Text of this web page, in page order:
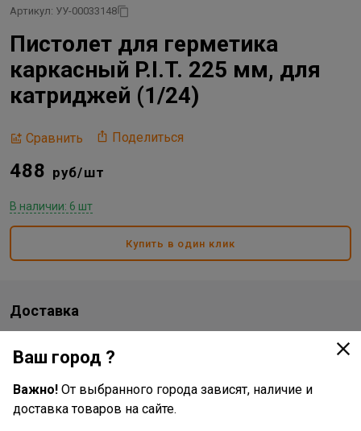
Артикул: УУ-00033148
Пистолет для герметика
каркасный P.I.T. 225 мм, для
катриджей (1/24)
Сравнить Поделиться
488 руб/шт
В наличии: 6 шт
Купить в один клик
Доставка
оформлении заказа.
Характеристики
Ваш город ?
Важно! От выбранного города зависят, наличие и
доставка товаров на сайте.